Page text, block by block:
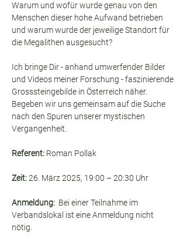
Warum und wofür wurde genau von den
Menschen dieser hohe Aufwand betrieben
und warum wurde der jeweilige Standort für
die Megalithen ausgesucht?
Ich bringe Dir - anhand umwerfender Bilder
und Videos meiner Forschung - faszinierende
Grosssteingebilde in Österreich näher.
Begeben wir uns gemeinsam auf die Suche
nach den Spuren unserer mystischen
Vergangenheit.
Referent: Roman Pollak
Zeit: 26. März 2025, 19:00 – 20:30 Uhr
Anmeldung: Bei einer Teilnahme im
Verbandslokal ist eine Anmeldung nicht
nötig.